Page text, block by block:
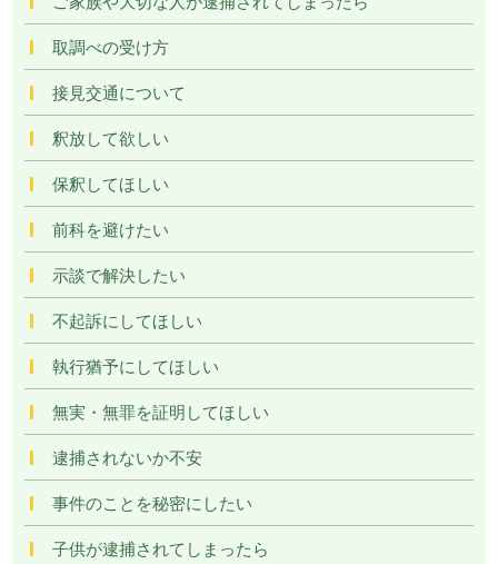
取調べの受け方
接見交通について
釈放して欲しい
保釈してほしい
前科を避けたい
示談で解決したい
不起訴にしてほしい
執行猶予にしてほしい
無実・無罪を証明してほしい
逮捕されないか不安
事件のことを秘密にしたい
子供が逮捕されてしまったら